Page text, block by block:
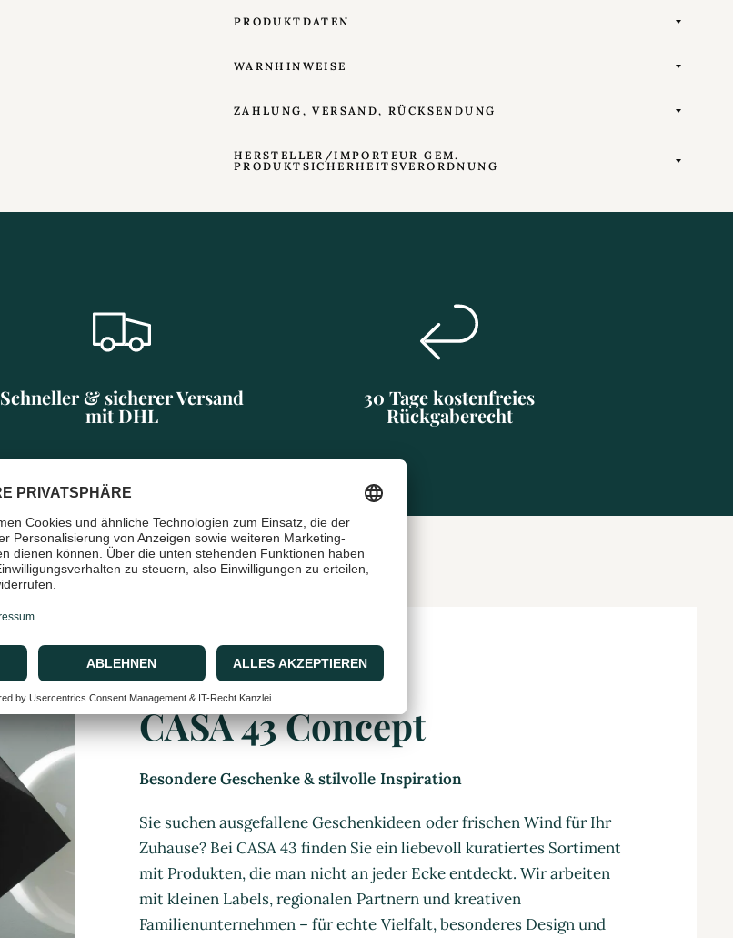
PRODUKTDATEN
WARNHINWEISE
ZAHLUNG, VERSAND, RÜCKSENDUNG
HERSTELLER/IMPORTEUR GEM.
PRODUKTSICHERHEITSVERORDNUNG
Schneller & sicherer Versand
mit DHL
30 Tage kostenfreies
Rückgaberecht
CASA 43 Concept
Besondere Geschenke & stilvolle Inspiration
Sie suchen ausgefallene Geschenkideen oder frischen Wind für Ihr
Zuhause? Bei CASA 43 finden Sie ein liebevoll kuratiertes Sortiment
mit Produkten, die man nicht an jeder Ecke entdeckt. Wir arbeiten
mit kleinen Labels, regionalen Partnern und kreativen
Familienunternehmen – für echte Vielfalt, besonderes Design und